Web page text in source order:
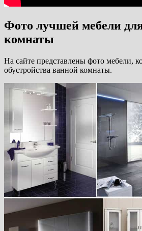
Фото лучшей мебели
комнаты
На сайте представлены фото мебели,
обустройства ванной комнаты.